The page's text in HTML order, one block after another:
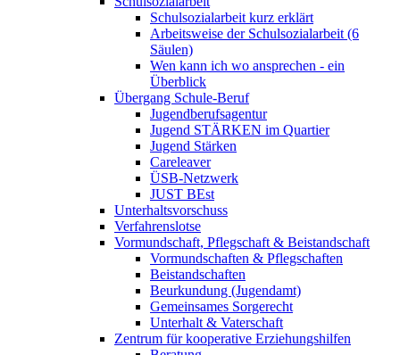
Schulsozialarbeit kurz erklärt
Arbeitsweise der Schulsozialarbeit (6
Säulen)
Wen kann ich wo ansprechen - ein
Überblick
Übergang Schule-Beruf
Jugendberufsagentur
Jugend STÄRKEN im Quartier
Jugend Stärken
Careleaver
ÜSB-Netzwerk
JUST BEst
Unterhaltsvorschuss
Verfahrenslotse
Vormundschaft, Pflegschaft & Beistandschaft
Vormundschaften & Pflegschaften
Beistandschaften
Beurkundung (Jugendamt)
Gemeinsames Sorgerecht
Unterhalt & Vaterschaft
Zentrum für kooperative Erziehungshilfen